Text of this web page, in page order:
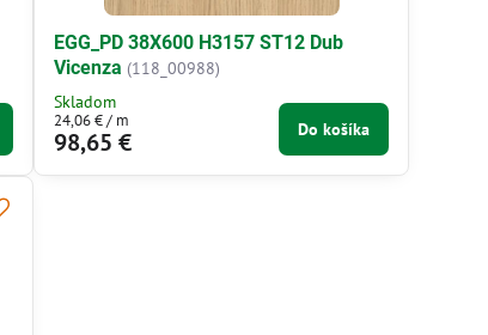
EGG_PD 38X600 H3157 ST12 Dub
Vicenza (118_00988)
Skladom
98,65 €
24,06 €/ m Do košíka